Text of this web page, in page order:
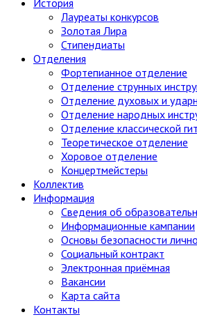
История
Лауреаты конкурсов
Золотая Лира
Стипендиаты
Отделения
Фортепианное отделение
Отделение струнных
Отделение духовых и
Отделение народных
Отделение классической
Теоретическое отделение
Хоровое отделение
Концертмейстеры
Коллектив
Информация
Сведения об
Информационные кампании
Основы безопасности
Социальный контракт
Электронная приёмная
Вакансии
Карта сайта
Контакты